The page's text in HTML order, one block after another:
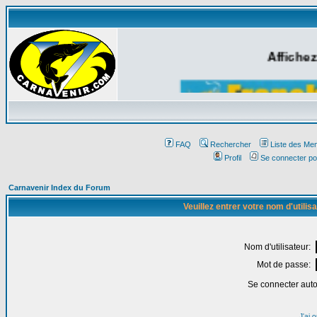
FAQ Rechercher
Liste des
Profil
Se connecter
Carnavenir Index du Forum
Veuillez entrer votre nom
Nom d'utilisateur:
Mot de passe:
Se connecter